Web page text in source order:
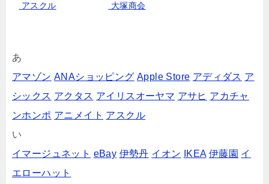
アスクル 大塚商会
あ
アマゾン ANAショッピング Apple Store アディダス ア
シックス アクタス アイリスオーヤマ アサヒ アカチャ
ンホンポ アニメイト アスクル
い
イマージュネット eBay 伊勢丹 イオン IKEA 伊藤園 イ
エローハット